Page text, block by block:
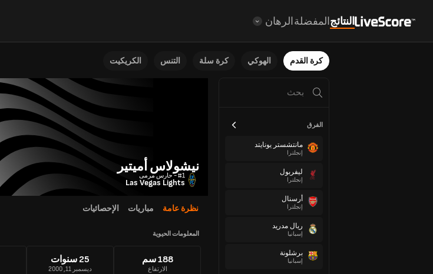
النتائجالمفضلةالرهان
كرة القدم الهوكي كرة سلة التنس الكريكيت
الفرق
مانتشستر يونايتد
إنجلترا
ليفربول
إنجلترا
أرسنال
إنجلترا
ريال مدريد
إسبانيا
برشلونة
إسبانيا
نيشولاس أميتير
#1 - حارس مرمى
Las Vegas Lights
نظرة عامة مباريات الإحصائيات
المعلومات الحيوية
188 سم
الارتفاع
25 سنوات
ديسمبر 11, 2000